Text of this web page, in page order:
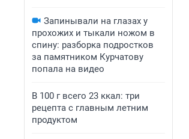
Запинывали на глазах у
прохожих и тыкали ножом в
спину: разборка подростков
за памятником Курчатову
попала на видео
В 100 г всего 23 ккал: три
рецепта с главным летним
продуктом